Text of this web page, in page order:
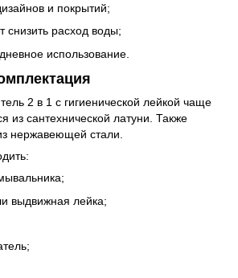
и покрытий;
снизить расход воды;
использование.
2 в 1 с гигиенической лейкой чаще
из сантехнической латуни. Также
нержавеющей стали.
выдвижная лейка;